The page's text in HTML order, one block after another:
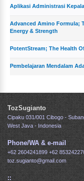
Aplikasi Administrasi
Advanced Amino Formula;
Energy & Strength
PotentStream; The Health
Pembelajaran Mendalam
TozSugianto
Cipaku 031/001 Cibogo -
West Java - Indonesia
Phone/WA & e-mail
+62 2604241899+62
toz.sugianto@gmail.com
::